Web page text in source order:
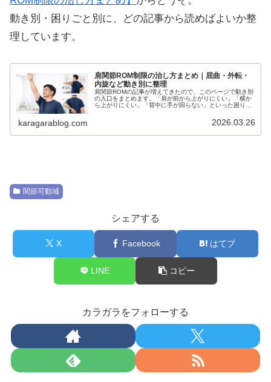
動き別・困りごと別に、どの記事から読めばよいか整
理しています。
肩関節ROM制限の治し方まとめ｜屈曲・外転・
内旋など動き別に整理
肩関節ROMの記事が増えてきたので、このページで動き別
の入口をまとめます。「肩が前から上がりにくい」「横か
ら上がりにくい」「背中に手が回らない」といった困りご
karagarablog.com 2026.03.26
関節可動域
シェアする
X Facebook はてブ
LINE コピー
カラガラをフォローする